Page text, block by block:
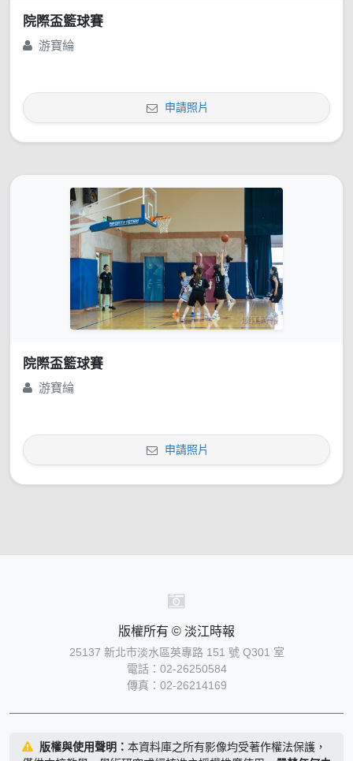
院際盃籃球賽
游寶綸
申請照片
院際盃籃球賽
游寶綸
申請照片
版權所有 © 淡江時報
25137 新北市淡水區英專路 151 號 Q301 室
電話：02-26250584
傳真：02-26214169
版權與使用聲明： 本資料庫之所有影像均受著作權法保護，